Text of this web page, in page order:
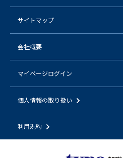
サイトマップ
会社概要
マイページログイン
個人情報の取り扱い
利用規約